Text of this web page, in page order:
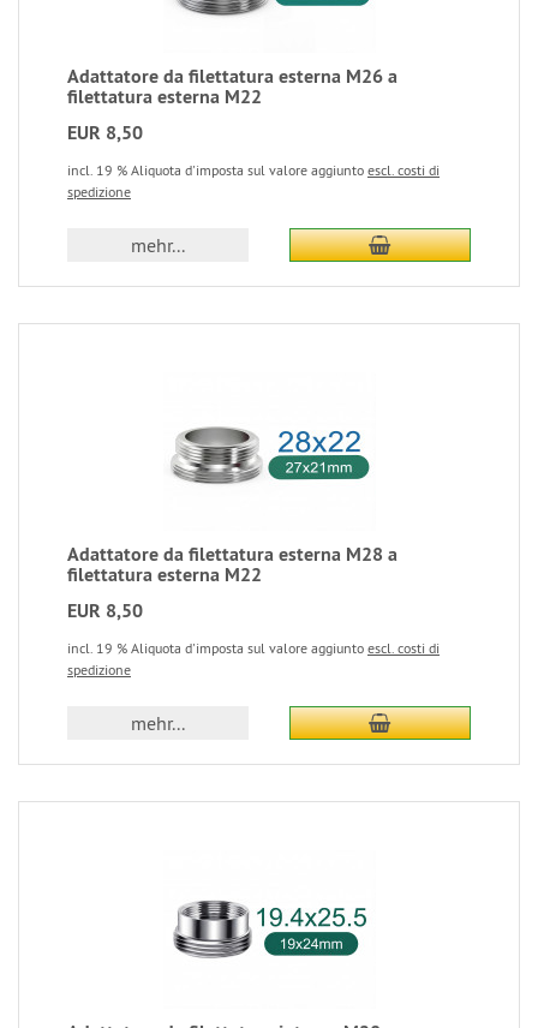
Adattatore da filettatura esterna M26 a
filettatura esterna M22
EUR 8,50
incl. 19 % Aliquota d'imposta sul valore aggiunto escl. costi di
spedizione
mehr...
Adattatore da filettatura esterna M28 a
filettatura esterna M22
EUR 8,50
incl. 19 % Aliquota d'imposta sul valore aggiunto escl. costi di
spedizione
mehr...